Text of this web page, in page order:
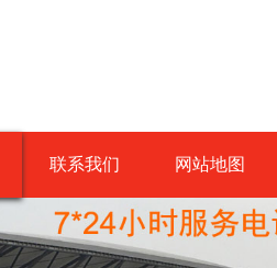
联系我们 网站地图